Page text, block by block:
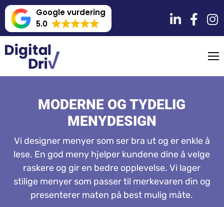
Google vurdering
5.0
MODERNE OG TYDELIG
MENYDESIGN
Vi designer menyer som ser bra ut og er enkle å
lese. En god meny hjelper kundene dine å velge
raskere og gir en bedre opplevelse. Vi lager
stilige menyer som passer til merkevaren din og
presenterer maten på best mulig måte.